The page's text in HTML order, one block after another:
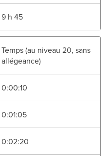
9 h 45
Temps (au niveau 20, sans
allégeance)
0:00:10
0:01:05
0:02:20